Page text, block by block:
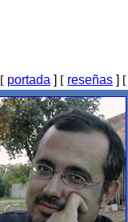
[ portada ] [ reseñas ] [